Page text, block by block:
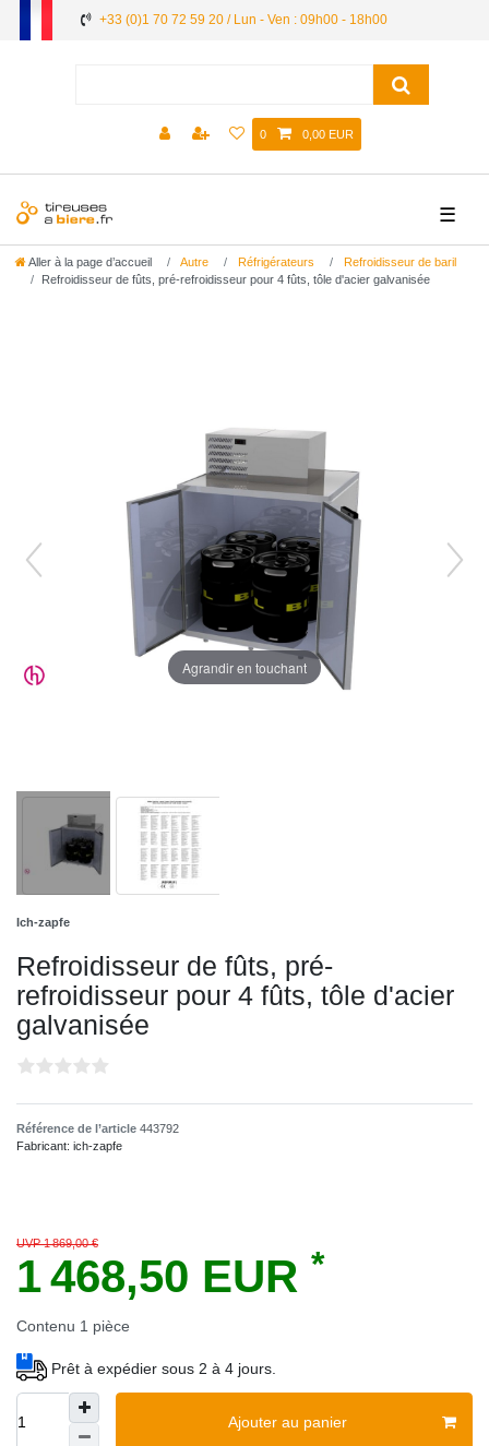
+33 (0)1 70 72 59 20 / Lun - Ven : 09h00 - 18h00
0 0,00 EUR
☰
Aller à la page d’accueil Autre Réfrigérateurs
Refroidisseur de baril
Refroidisseur de fûts, pré-refroidisseur pour 4 fûts, tôle d'acier galvanisée
Agrandir en touchant
Ich-zapfe
Refroidisseur de fûts, pré-
refroidisseur pour 4 fûts, tôle d'acier
galvanisée
Référence de l’article 443792
Fabricant: ich-zapfe
UVP 1 869,00 €
1 468,50 EUR *
Contenu 1 pièce
Prêt à expédier sous 2 à 4 jours.
Ajouter au panier